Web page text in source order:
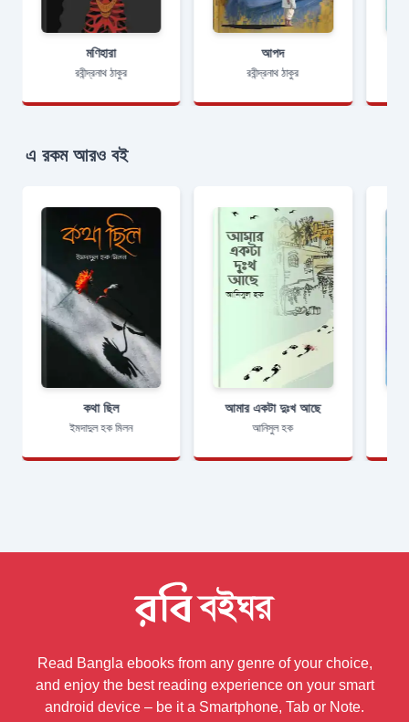
মণিহারা
রবীন্দ্রনাথ ঠাকুর
আপদ
রবীন্দ্রনাথ ঠাকুর
এ রকম আরও বই
কথা ছিল
ইমদাদুল হক মিলন
আমার একটা দুঃখ আছে
আনিসুল হক
Read Bangla ebooks from any genre of your choice,
and enjoy the best reading experience on your smart
android device – be it a Smartphone, Tab or Note.